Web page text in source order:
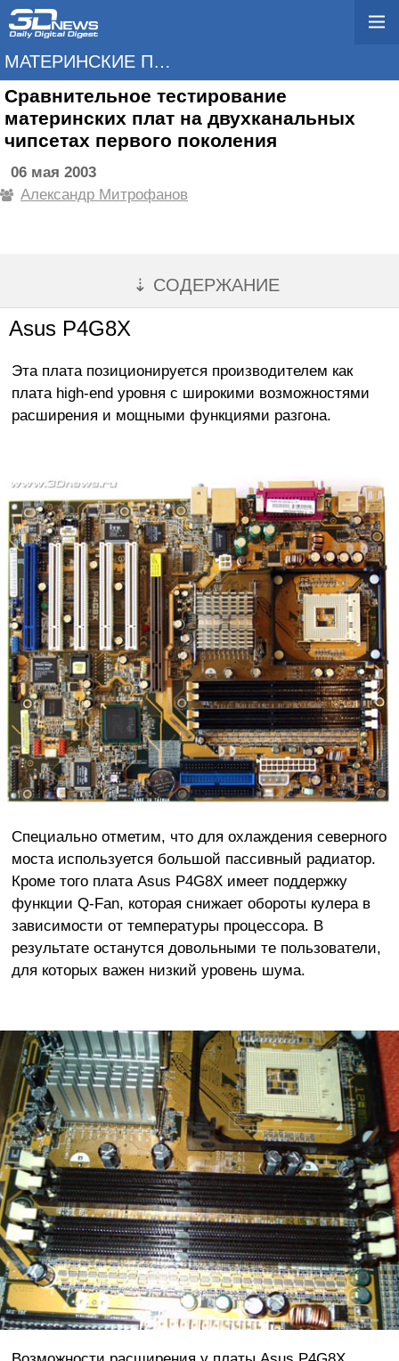
МАТЕРИНСКИЕ ПЛАТЫ
Сравнительное тестирование
материнских плат на двухканальных
чипсетах первого поколения
06 мая 2003
Александр Митрофанов
⇣ СОДЕРЖАНИЕ
Asus P4G8X
Эта плата позиционируется производителем как
плата high-end уровня с широкими возможностями
расширения и мощными функциями разгона.
Специально отметим, что для охлаждения северного
моста используется большой пассивный радиатор.
Кроме того плата Asus P4G8X имеет поддержку
функции Q-Fan, которая снижает обороты кулера в
зависимости от температуры процессора. В
результате останутся довольными те пользователи,
для которых важен низкий уровень шума.